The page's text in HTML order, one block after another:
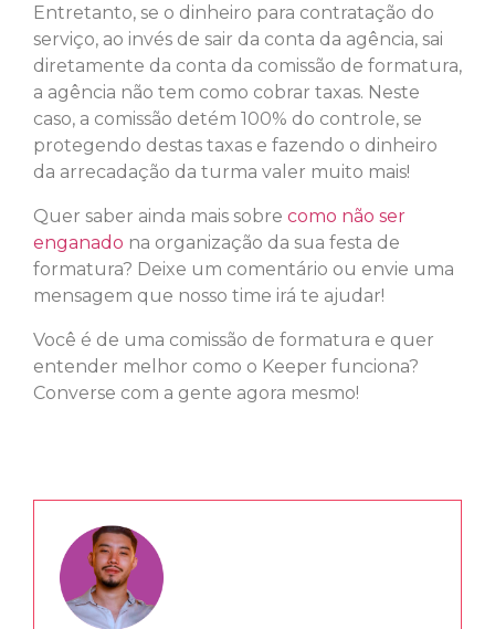
Entretanto, se o dinheiro para contratação do
serviço, ao invés de sair da conta da agência, sai
diretamente da conta da comissão de formatura,
a agência não tem como cobrar taxas. Neste
caso, a comissão detém 100% do controle, se
protegendo destas taxas e fazendo o dinheiro
da arrecadação da turma valer muito mais!
Quer saber ainda mais sobre como não ser
enganado na organização da sua festa de
formatura? Deixe um comentário ou envie uma
mensagem que nosso time irá te ajudar!
Você é de uma comissão de formatura e quer
entender melhor como o Keeper funciona?
Converse com a gente agora mesmo!